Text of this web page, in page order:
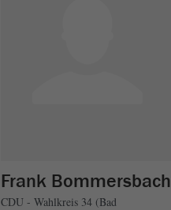
Frank Bommersbach
CDU - Wahlkreis 34 (Bad